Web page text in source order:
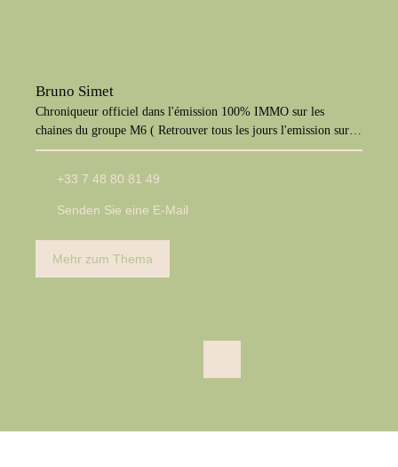
Bruno Simet
Chroniqueur officiel dans l'émission 100% IMMO sur les
chaines du groupe M6 ( Retrouver tous les jours l'emission sur
M6+, W9, Paris Première, téva)
+33 7 48 80 81 49
Senden Sie eine E-Mail
Mehr zum Thema